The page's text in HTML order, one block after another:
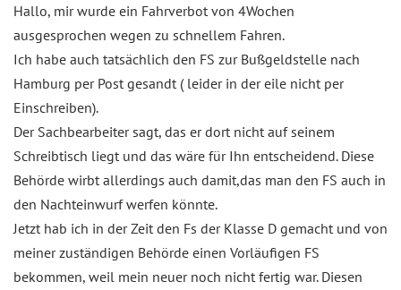
Hallo, mir wurde ein Fahrverbot von 4Wochen
ausgesprochen wegen zu schnellem Fahren.
Ich habe auch tatsächlich den FS zur Bußgeldstelle nach
Hamburg per Post gesandt ( leider in der eile nicht per
Einschreiben).
Der Sachbearbeiter sagt, das er dort nicht auf seinem
Schreibtisch liegt und das wäre für Ihn entscheidend. Diese
Behörde wirbt allerdings auch damit,das man den FS auch in
den Nachteinwurf werfen könnte.
Jetzt hab ich in der Zeit den Fs der Klasse D gemacht und von
meiner zuständigen Behörde einen Vorläufigen FS
bekommen, weil mein neuer noch nicht fertig war. Diesen